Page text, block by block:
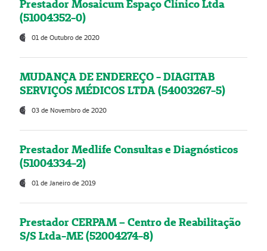
Prestador Mosaicum Espaço Clínico Ltda
(51004352-0)
01 de Outubro de 2020
MUDANÇA DE ENDEREÇO - DIAGITAB
SERVIÇOS MÉDICOS LTDA (54003267-5)
03 de Novembro de 2020
Prestador Medlife Consultas e Diagnósticos
(51004334-2)
01 de Janeiro de 2019
Prestador CERPAM – Centro de Reabilitação
S/S Ltda-ME (52004274-8)